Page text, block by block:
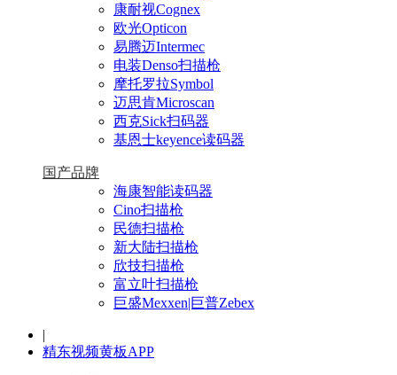
康耐视Cognex
欧光Opticon
易腾迈Intermec
电装Denso扫描枪
摩托罗拉Symbol
迈思肯Microscan
西克Sick扫码器
基恩士keyence读码器
国产品牌
海康智能读码器
Cino扫描枪
民德扫描枪
新大陆扫描枪
欣技扫描枪
富立叶扫描枪
巨盛Mexxen|巨普Zebex
|
精东视频黄板APP